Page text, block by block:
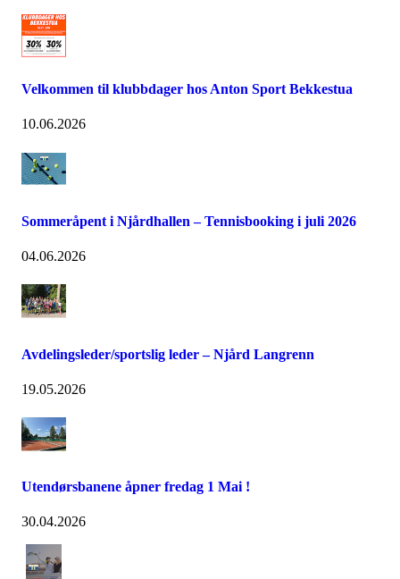
Velkommen til klubbdager hos Anton Sport Bekkestua
10.06.2026
Sommeråpent i Njårdhallen – Tennisbooking i juli 2026
04.06.2026
Avdelingsleder/sportslig leder – Njård Langrenn
19.05.2026
Utendørsbanene åpner fredag 1 Mai !
30.04.2026